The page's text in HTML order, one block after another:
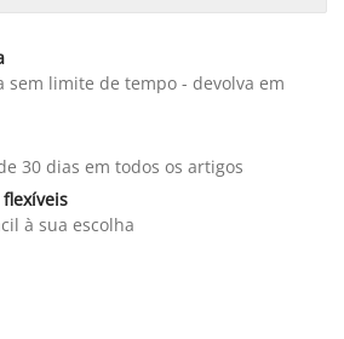
sem limite de tempo - devolva em
30 dias em todos os artigos
à sua escolha